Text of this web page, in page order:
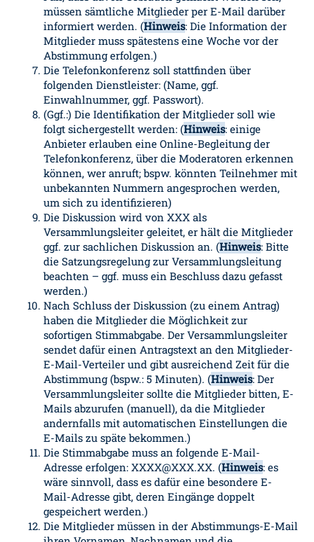
müssen sämtliche Mitglieder per E-Mail darüber
informiert werden. (Hinweis: Die Information der
Mitglieder muss spätestens eine Woche vor der
Abstimmung erfolgen.)
Die Telefonkonferenz soll stattfinden über
folgenden Dienstleister: (Name, ggf.
Einwahlnummer, ggf. Passwort).
(Ggf.:) Die Identifikation der Mitglieder soll wie
folgt sichergestellt werden: (Hinweis: einige
Anbieter erlauben eine Online-Begleitung der
Telefonkonferenz, über die Moderatoren erkennen
können, wer anruft; bspw. könnten Teilnehmer mit
unbekannten Nummern angesprochen werden,
um sich zu identifizieren)
Die Diskussion wird von XXX als
Versammlungsleiter geleitet, er hält die Mitglieder
ggf. zur sachlichen Diskussion an. (Hinweis: Bitte
die Satzungsregelung zur Versammlungsleitung
beachten – ggf. muss ein Beschluss dazu gefasst
werden.)
Nach Schluss der Diskussion (zu einem Antrag)
haben die Mitglieder die Möglichkeit zur
sofortigen Stimmabgabe. Der Versammlungsleiter
sendet dafür einen Antragstext an den Mitglieder-
E-Mail-Verteiler und gibt ausreichend Zeit für die
Abstimmung (bspw.: 5 Minuten). (Hinweis: Der
Versammlungsleiter sollte die Mitglieder bitten, E-
Mails abzurufen (manuell), da die Mitglieder
andernfalls mit automatischen Einstellungen die
E-Mails zu späte bekommen.)
Die Stimmabgabe muss an folgende E-Mail-
Adresse erfolgen: XXXX@XXX.XX. (Hinweis: es
wäre sinnvoll, dass es dafür eine besondere E-
Mail-Adresse gibt, deren Eingänge doppelt
gespeichert werden.)
Die Mitglieder müssen in der Abstimmungs-E-Mail